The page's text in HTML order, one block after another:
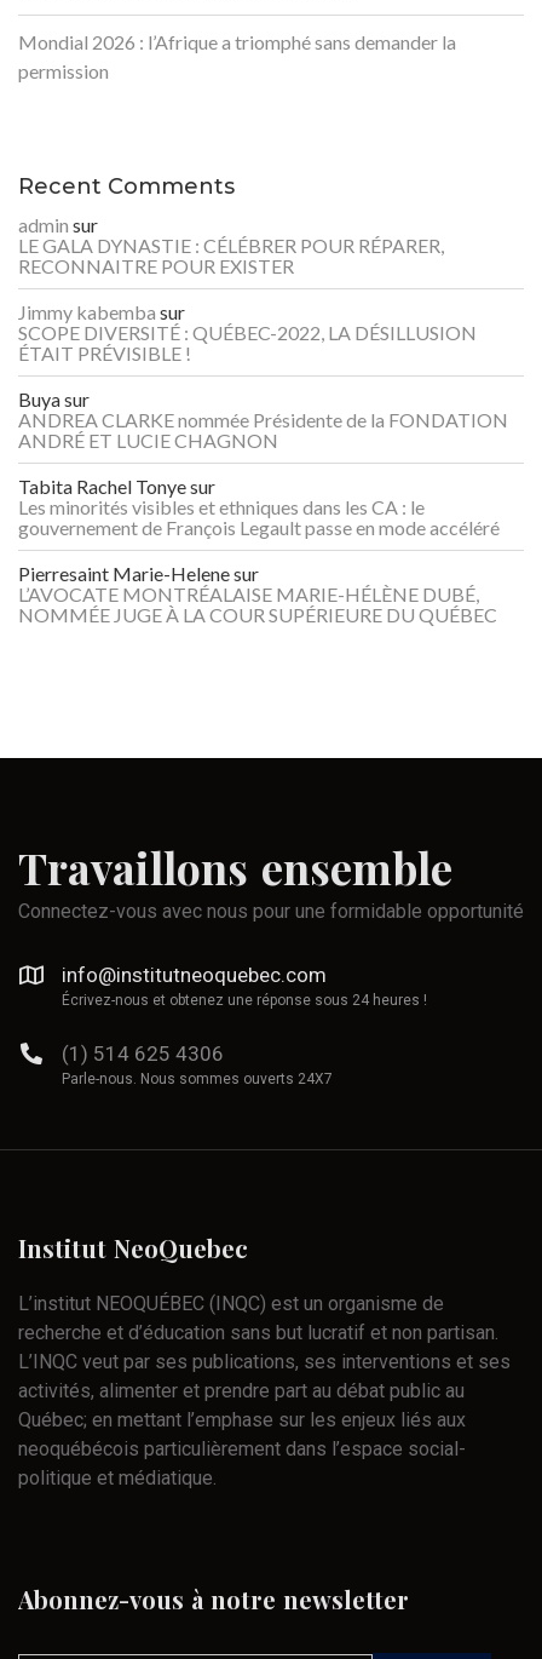
Mondial 2026 : l’Afrique a triomphé sans demander la
permission
Recent Comments
admin sur
LE GALA DYNASTIE : CÉLÉBRER POUR RÉPARER,
RECONNAITRE POUR EXISTER
Jimmy kabemba sur
SCOPE DIVERSITÉ : QUÉBEC-2022, LA DÉSILLUSION
ÉTAIT PRÉVISIBLE !
Buyasur
ANDREA CLARKE nommée Présidente de la FONDATION
ANDRÉ ET LUCIE CHAGNON
Tabita Rachel Tonyesur
Les minorités visibles et ethniques dans les CA : le
gouvernement de François Legault passe en mode accéléré
Pierresaint Marie-Helenesur
L’AVOCATE MONTRÉALAISE MARIE-HÉLÈNE DUBÉ,
NOMMÉE JUGE À LA COUR SUPÉRIEURE DU QUÉBEC
Travaillons ensemble
Connectez-vous avec nous pour une formidable opportunité
info@institutneoquebec.com
Écrivez-nous et obtenez une réponse sous 24 heures !
(1) 514 625 4306
Parle-nous. Nous sommes ouverts 24X7
Institut NeoQuebec
L’institut NEOQUÉBEC (INQC) est un organisme de
recherche et d’éducation sans but lucratif et non partisan.
L’INQC veut par ses publications, ses interventions et ses
activités, alimenter et prendre part au débat public au
Québec; en mettant l’emphase sur les enjeux liés aux
neoquébécois particulièrement dans l’espace social-
politique et médiatique.
Abonnez-vous à notre newsletter